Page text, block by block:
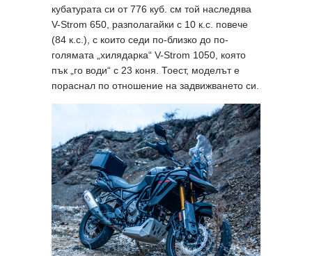
кубатурата си от 776 куб. см той наследява
V-Strom 650, разполагайки с 10 к.с. повече
(84 к.с.), с които седи по-близко до по-
голямата „хилядарка“ V-Strom 1050, която
пък „го води“ с 23 коня. Тоест, моделът е
пораснал по отношение на задвижването си.